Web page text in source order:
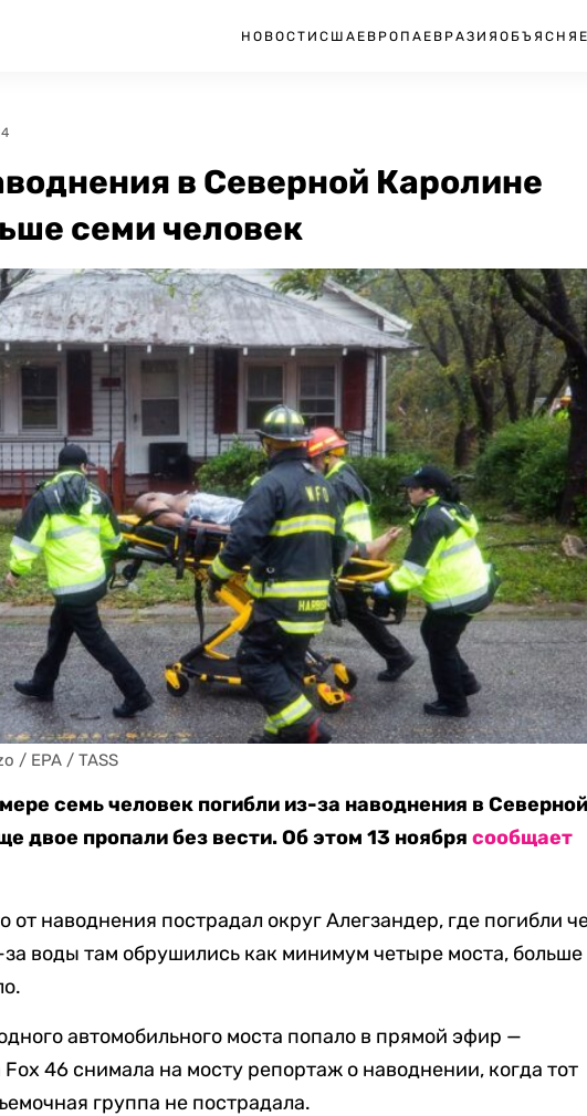
НОВОСТИ США ЕВРОПА ЕВРАЗИЯ
в Северной Каролине
семи человек
/ EPA / TASS
семь человек погибли из-за наводнения в Северной
двое пропали без вести. Об этом 13 ноябрясообщает
от наводнения пострадал округ Алегзандер, где погибли
воды там обрушились как минимум четыре моста,
автомобильного моста попало в прямой эфир —
46 снимала на мосту репортаж о наводнении, когда тот
группа не пострадала.